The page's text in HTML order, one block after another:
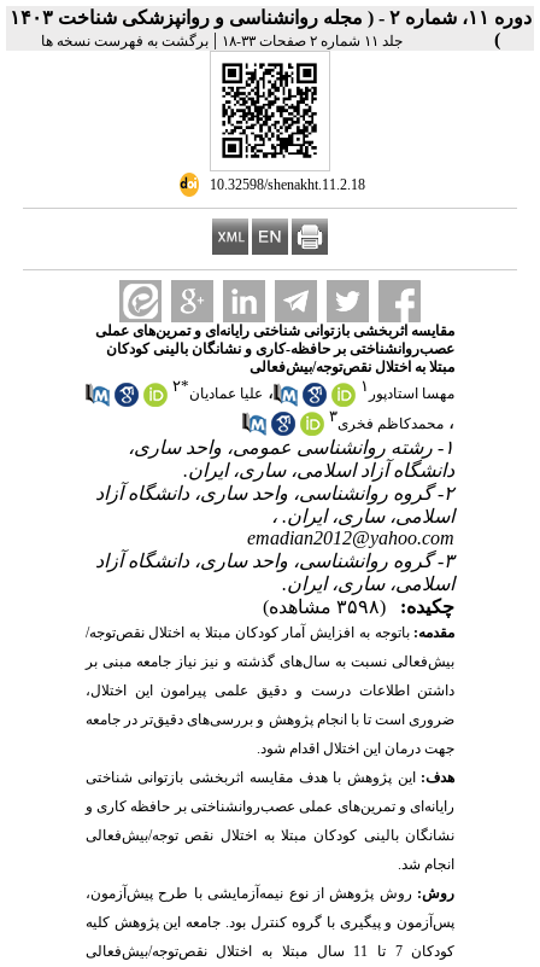
دوره ۱۱، شماره ۲ - ( مجله روانشناسی و روانپزشکی شناخت ۱۴۰۳
)
جلد ۱۱ شماره ۲ صفحات ۳۳-۱۸ |برگشت به فهرست نسخه ها
‎ 10.32598/shenakht.11.2.18
مقایسه اثربخشی بازتوانی شناختی رایانه‌ای و تمرین‌های عملی
عصب‌روانشناختی بر حافظه-کاری و نشانگان‌ بالینی کودکان
مبتلا به اختلال نقص‌توجه/بیش‌فعالی
مهسا استادپور ۱ ، علیا عمادیان*۲
، محمدکاظم فخری۳
۱- رشته روانشناسی عمومی، واحد ساری،
دانشگاه آزاد اسلامی، ساری، ایران.
۲- گروه روانشناسی، واحد ساری، دانشگاه آزاد
اسلامی، ساری، ایران. ،
emadian2012@yahoo.com
۳- گروه روانشناسی، واحد ساری، دانشگاه آزاد
اسلامی، ساری، ایران.
چکیده:
(۳۵۹۸ مشاهده)
مقدمه: باتوجه به افزایش آمار کودکان مبتلا به اختلال نقص‌توجه/
بیش‌فعالی نسبت به سال‌های گذشته و نیز نیاز جامعه مبنی بر
داشتن
اطلاعات درست و دقیق علمی پیرامون این
اختلال،
ضروری است تا با انجام پژوهش و بررسی‌های دقیق‌­تر در جامعه
جهت درمان این اختلال اقدام شود‌‌.
هدف: این پژوهش با هدف مقایسه اثربخشی بازتوانی شناختی
رایانه‌­ای و تمرین­‌های عملی عصب­‌روانشناختی بر حافظه ­کاری و
نشانگان­ بالینی کودکان مبتلا به اختلال نقص ­توجه/بیش‌­فعالی
انجام شد.
روش: روش پژوهش از نوع نیمه‌­آزمایشی با طرح پیش‌­آزمون،
پس‌­آزمون و پیگیری با گروه کنترل بود. جامعه این پژوهش کلیه
کودکان 7 تا 11 سال مبتلا به اختلال نقص‌توجه/بیش‌­فعالی